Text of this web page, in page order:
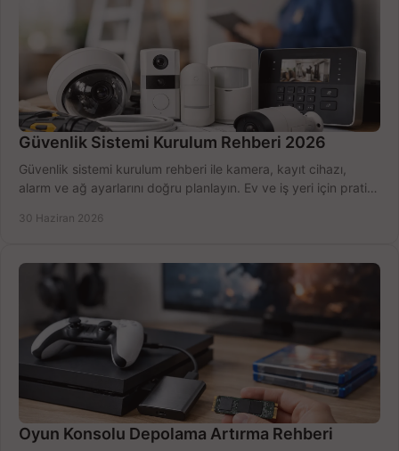
Güvenlik Sistemi Kurulum Rehberi 2026
Güvenlik sistemi kurulum rehberi ile kamera, kayıt cihazı,
alarm ve ağ ayarlarını doğru planlayın. Ev ve iş yeri için pratik
30 Haziran 2026
Oyun Konsolu Depolama Artırma Rehberi